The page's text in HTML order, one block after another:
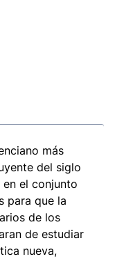
más
del siglo
en el conjunto
para que la
de los
de estudiar
nueva,